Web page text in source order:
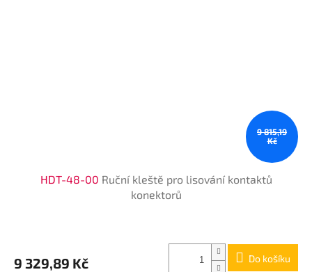
9 815,19
Kč
HDT-48-00 Ruční kleště pro lisování kontaktů
konektorů
9 329,89 Kč Do košíku